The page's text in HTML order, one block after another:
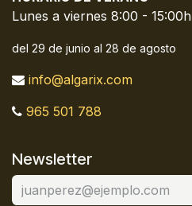
Lunes a viernes 8:00 - 15:00h
del 29 de junio al 28 de agosto
info@algarix.com
965 501 788
Newsletter